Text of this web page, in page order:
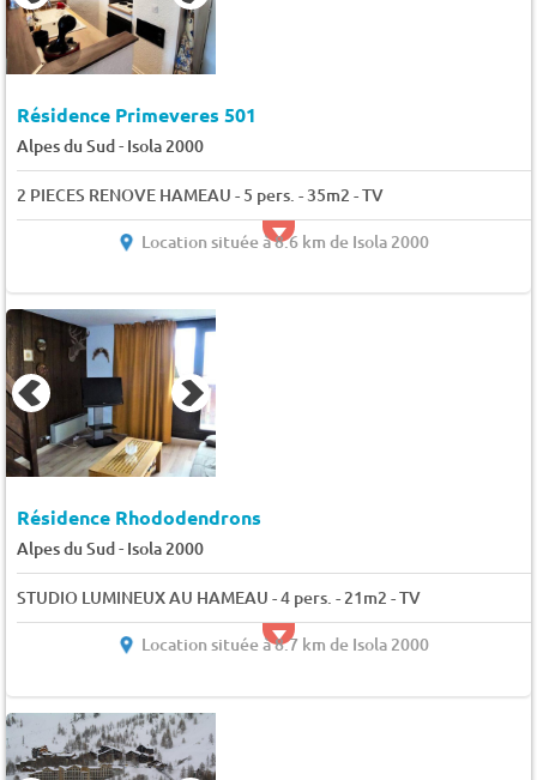
Résidence Primeveres 501
Alpes du Sud- Isola 2000
2 PIECES RENOVE HAMEAU - 5 pers. - 35m2 - TV
Location située à 8.6 km de Isola 2000
Résidence Rhododendrons
Alpes du Sud- Isola 2000
STUDIO LUMINEUX AU HAMEAU - 4 pers. - 21m2 - TV
Location située à 8.7 km de Isola 2000